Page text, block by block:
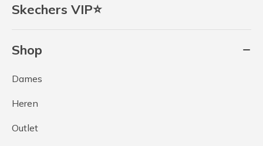
Skechers VIP⭐
Shop
Dames
Heren
Outlet